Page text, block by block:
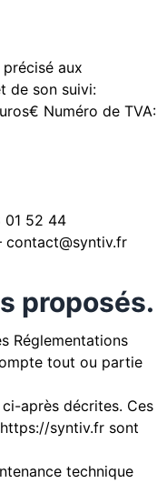
aux
de son suivi:
Numéro de TVA:
01 52 44
contact@syntiv.fr
proposés.
Réglementations
tout ou partie
après décrites. Ces
https://syntiv.fr sont
technique